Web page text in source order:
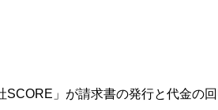
」が請求書の発行と代金の回